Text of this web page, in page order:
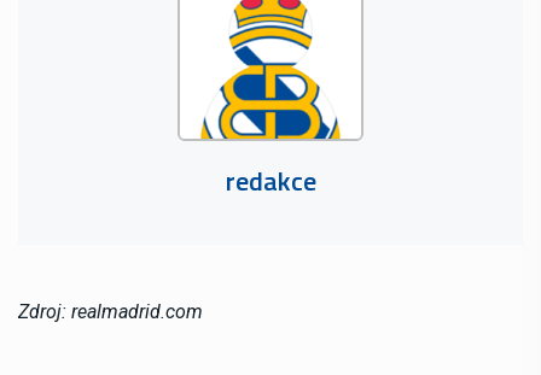
redakce
Zdroj: realmadrid.com